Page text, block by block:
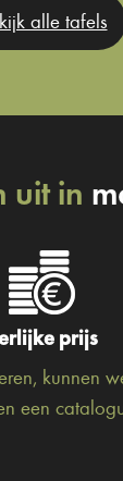
alle tafels
uit in
prijs
kunnen
een